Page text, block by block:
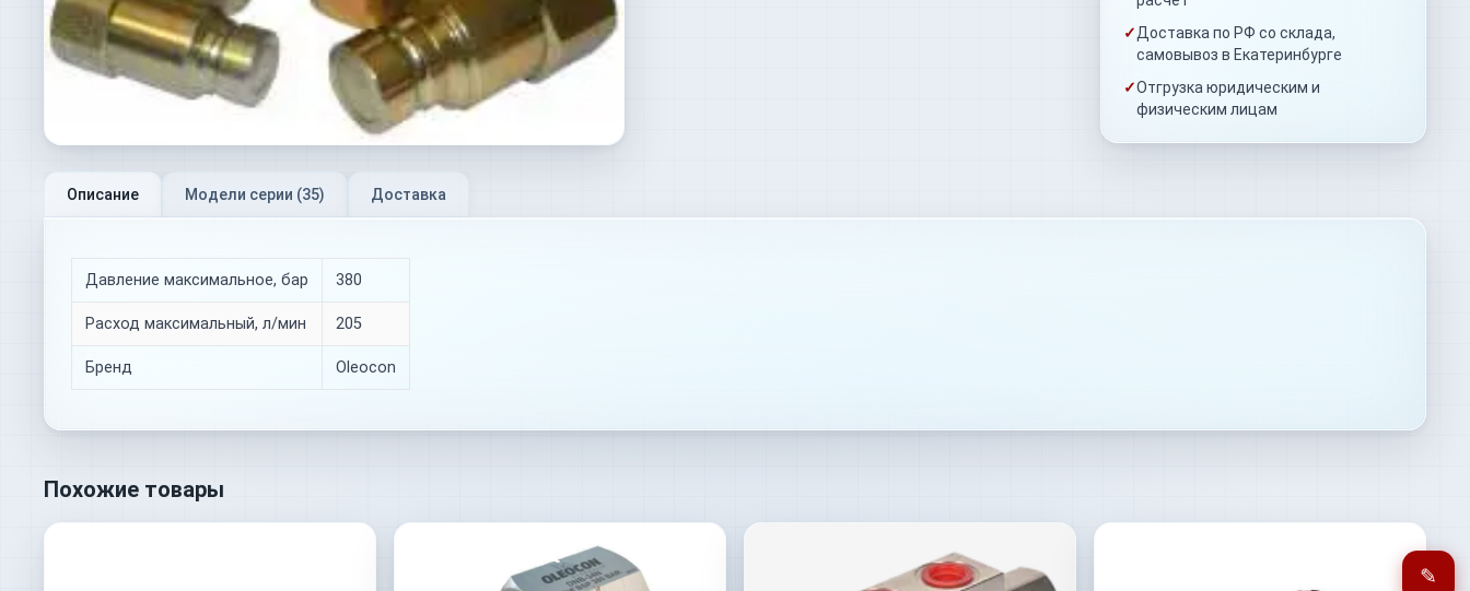
✓Доставка по РФ со склада,
самовывоз в Екатеринбурге
✓Отгрузка юридическим и
физическим лицам
Описание Модели серии (35) Доставка
Давление максимальное, бар 380
Расход максимальный, л/мин 205
Бренд Oleocon
Похожие товары
✎